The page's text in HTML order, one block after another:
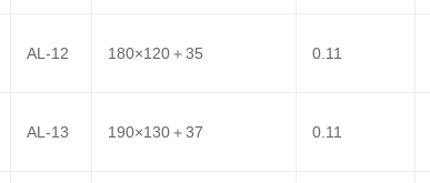
AL-12 180×120＋35 0.11
AL-13 190×130＋37 0.11